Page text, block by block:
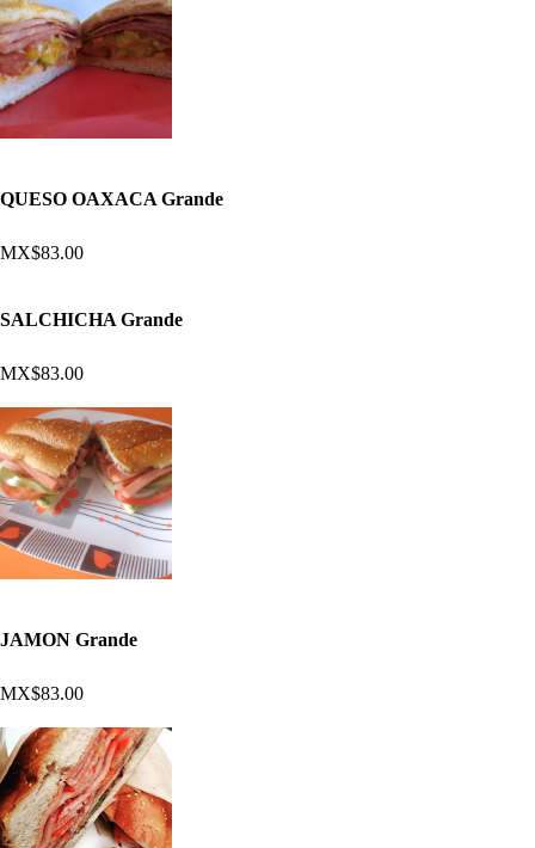
QUESO OAXACA Grande
MX$83.00
SALCHICHA Grande
MX$83.00
JAMON Grande
MX$83.00